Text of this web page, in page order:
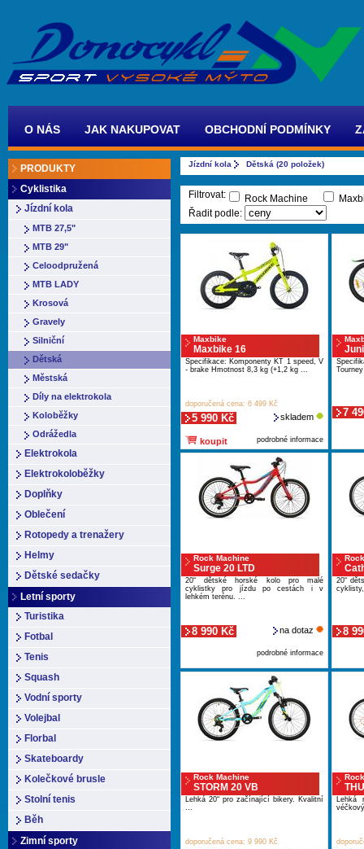
O NÁS JAK NAKUPOVAT OBCHODNÍ PODMÍNKY
PRODUKTY
Cyklistika
Jízdní kola
MTB 27,5"
MTB 29"
Celoodpružená
MTB LADY
Krosová
Gravely
Silniční
Dětská
Městská
Díly na elektrokola
Koloběžky
Odrážedla
Elektrokola
Elektrokoloběžky
Doplňky
Oblečení
Rotopedy a trenažery
Helmy
Dětské sedačky
Letní sporty
Turistika
Fotbal
Tenis
Squash
Vodní sporty
Volejbal
Florbal
Skateboardy
Kolečkové brusle
Stolní tenis
Běh
Zimní sporty
Jízdní kola Dětská (20 položek)
Filtrovat: Rock Machine
Řadit podle:
Maxbike
Maxbike 16
Specifikace: Komponenty KT 1 speed, V
- brake Hmotnost 8,3 kg (+1,2 kg ...
doporučená cena: 6 499 Kč
5 990 Kč skladem
koupit podrobné informace
7
Rock Machine
Surge 20 LTD
20“ dětské horské kolo pro malé
cyklistky pro jízdu po cestách i v
lehkém terénu. ...
8 990 Kč na dotaz
podrobné informace
20“
8
Rock Machine
STORM 20 VB
Lehká 20“ pro začínající bikery. Kvalitní
...
doporučená cena: 9 990 Kč
Lehká